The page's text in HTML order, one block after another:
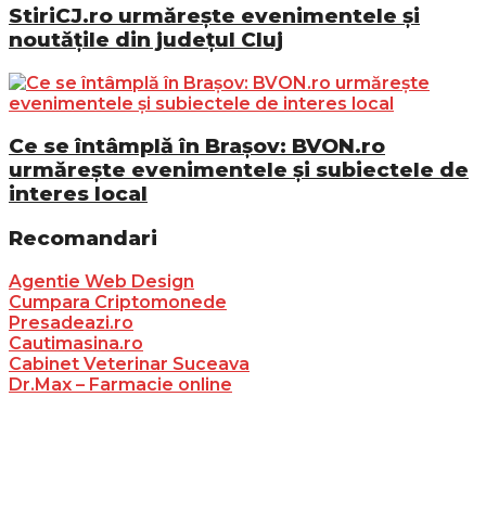
StiriCJ.ro urmărește evenimentele și
noutățile din județul Cluj
Ce se întâmplă în Brașov: BVON.ro
urmărește evenimentele și subiectele de
interes local
Recomandari
Agentie Web Design
Cumpara Criptomonede
Presadeazi.ro
Cautimasina.ro
Cabinet Veterinar Suceava
Dr.Max – Farmacie online